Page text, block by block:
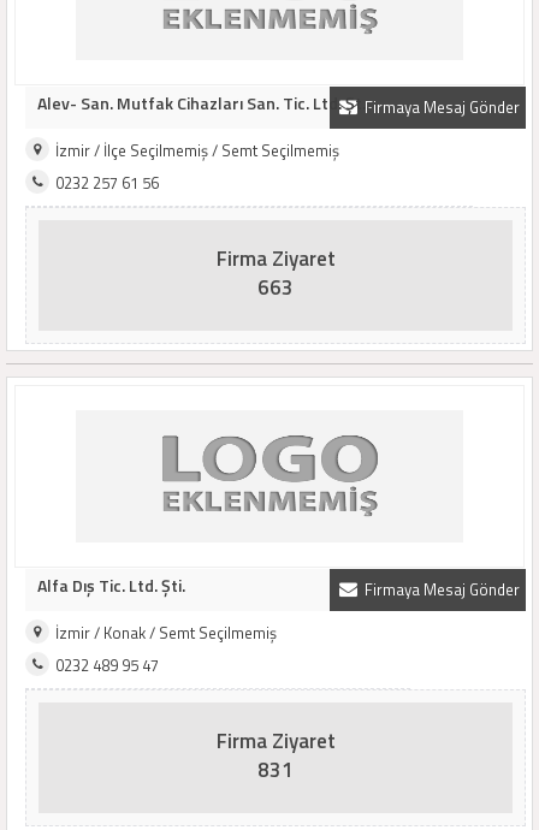
Firmaya Mesaj Gönder
Alev- San. Mutfak Cihazları San. Tic. Ltd. Şt..
İzmir / İlçe Seçilmemiş / Semt Seçilmemiş
0232 257 61 56
Firma Ziyaret
663
Firmaya Mesaj Gönder
Alfa Dış Tic. Ltd. Şti.
İzmir / Konak / Semt Seçilmemiş
0232 489 95 47
Firma Ziyaret
831